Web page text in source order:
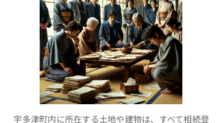
宇多津町内に所在する土地や建物は、すべて相続登